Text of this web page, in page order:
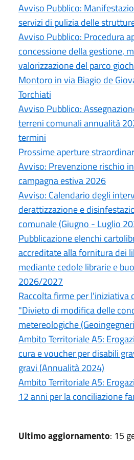
Avviso Pubblico:
servizi di pulizia delle
Avviso Pubblico: Procedura
concessione della gestione,
valorizzazione del parco
Montoro in via Biagio de
Torchiati
Avviso Pubblico:
terreni comunali annualità
termini
Prossime aperture
Avviso: Prevenzione rischio
campagna estiva 2026
Avviso: Calendario degli
derattizzazione e
comunale (Giugno - Luglio
Pubblicazione elenchi
accreditate alla fornitura dei
mediante cedole librarie e
2026/2027
Raccolta firme per l'iniziativa
"Divieto di modifica delle
metereologiche
Ambito Territoriale A5:
cura e voucher per disabili
gravi (Annualità 2024)
Ambito Territoriale A5:
12 anni per la conciliazione
Ultimo aggiornamento: 15